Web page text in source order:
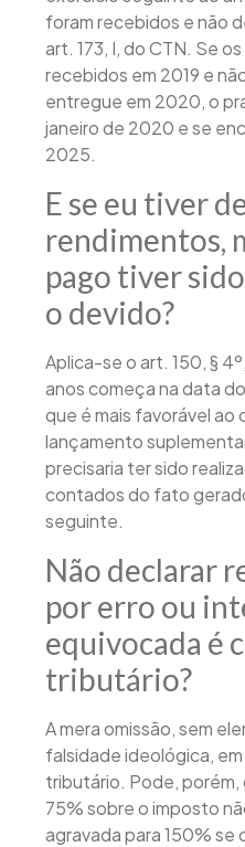
foram recebidos e não
art. 173, I, do CTN. Se
recebidos em 2019 e
entregue em 2020, o
janeiro de 2020 e se
2025.
E se eu tiver
rendimentos,
pago tiver
o devido?
Aplica-se o art. 150, §
anos começa na data
que é mais favorável
lançamento
precisaria ter sido
contados do fato
seguinte.
Não declarar
por erro ou
equivocada é
tributário?
A mera omissão, sem
falsidade ideológica,
tributário. Pode,
75% sobre o imposto
agravada para 150%